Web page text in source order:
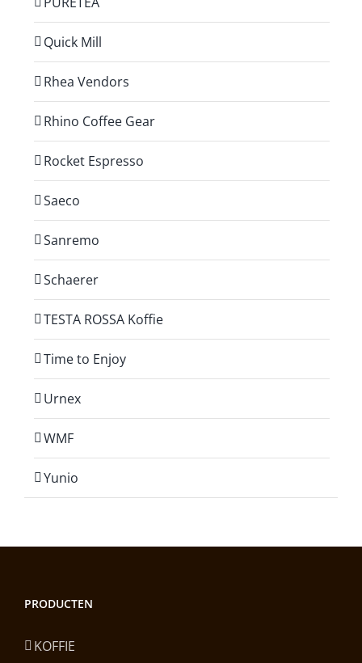
Quick Mill
Rhea Vendors
Rhino Coffee Gear
Rocket Espresso
Saeco
Sanremo
Schaerer
TESTA ROSSA Koffie
Time to Enjoy
Urnex
WMF
Yunio
PRODUCTEN
KOFFIE